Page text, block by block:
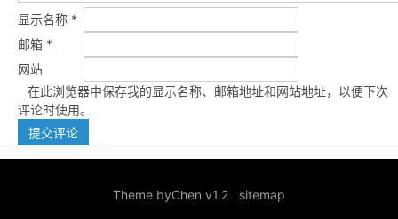
显示名称 *
邮箱 *
网站
在此浏览器中保存我的显示名称、邮箱地址和网站地址，以便下次
评论时使用。
Theme byChen v1.2 sitemap